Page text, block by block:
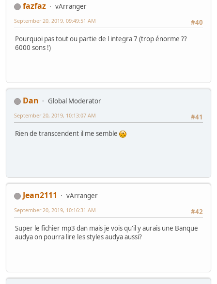
fazfaz
vArranger
#40
September 20, 2019, 09:49:51 AM
Pourquoi pas tout ou partie de l integra 7 (trop énorme ??
6000 sons !)
Dan
Global Moderator
#41
September 20, 2019, 10:13:07 AM
Rien de transcendent il me semble
Jean2111
vArranger
#42
September 20, 2019, 10:16:31 AM
Super le fichier mp3 dan mais je vois qu'il y aurais une Banque
audya on pourra lire les styles audya aussi?